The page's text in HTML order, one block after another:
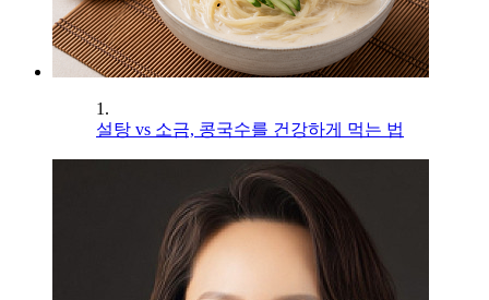
1.
설탕 vs 소금, 콩국수를 건강하게 먹는 법